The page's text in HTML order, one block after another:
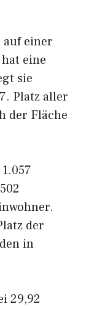
einer
eine
sie
Platz aller
der Fläche
der
in
29,92